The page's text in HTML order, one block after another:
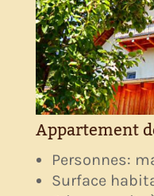
Appartement
Personnes:
Surface